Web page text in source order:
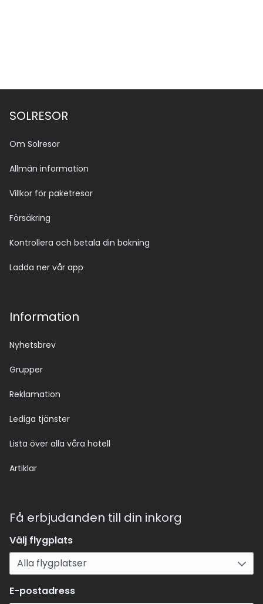
SOLRESOR
Om Solresor
Allmän information
Villkor för paketresor
Försäkring
Kontrollera och betala din bokning
Ladda ner vår app
Information
Nyhetsbrev
Grupper
Reklamation
Lediga tjänster
Lista över alla våra hotell
Artiklar
Få erbjudanden till din inkorg
Välj flygplats
E-postadress